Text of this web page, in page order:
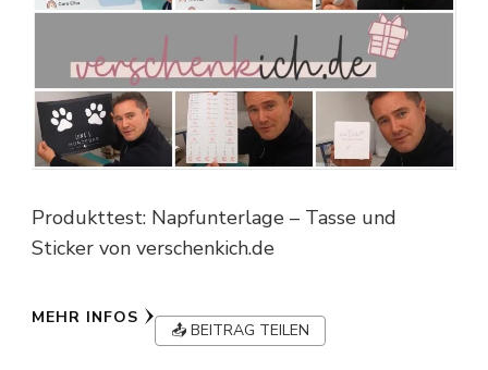
Produkttest: Napfunterlage – Tasse und
Sticker von verschenkich.de
MEHR INFOS
📤 BEITRAG TEILEN